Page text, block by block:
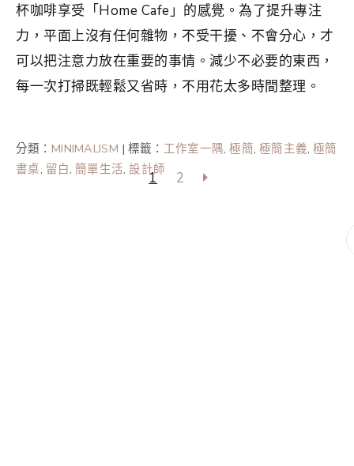
杯咖啡享受「Home Cafe」的感覺。為了提升專注
力，平面上沒有任何雜物，不受干擾、不會分心，才
可以把注意力放在重要的事情。減少不必要的東西，
每一次打掃既輕鬆又省時，不用花太多時間整理。
分類： MINIMALISM | 標籤： 工作室一隅,極簡, 極簡主義,極簡
書桌, 留白, 簡單生活,設計師
1 2